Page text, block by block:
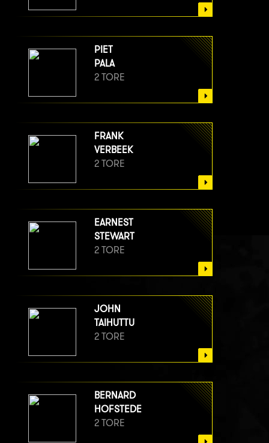
PIET
PALA
2 TORE
FRANK
VERBEEK
2 TORE
EARNEST
STEWART
2 TORE
JOHN
TAIHUTTU
2 TORE
BERNARD
HOFSTEDE
2 TORE